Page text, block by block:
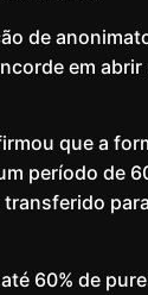
de
em abrir
que a
período de
60% de